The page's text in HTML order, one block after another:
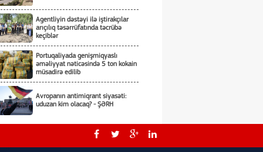
Agentliyin dəstəyi ilə iştirakçılar
arıçılıq təsərrüfatında təcrübə
keçiblər
Portuqaliyada genişmiqyaslı
əməliyyat nəticəsində 5 ton kokain
müsadirə edilib
Avropanın antimiqrant siyasəti:
uduzan kim olacaq? - ŞƏRH
Yeni Zelandiyanın paytaxtında 15
ildə ilk dəfə qar yağıb